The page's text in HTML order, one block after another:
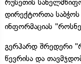
რუსეთის
დირექტორთა
ინფორმაციას
გერჰარდ შრედერი
წევრისა და